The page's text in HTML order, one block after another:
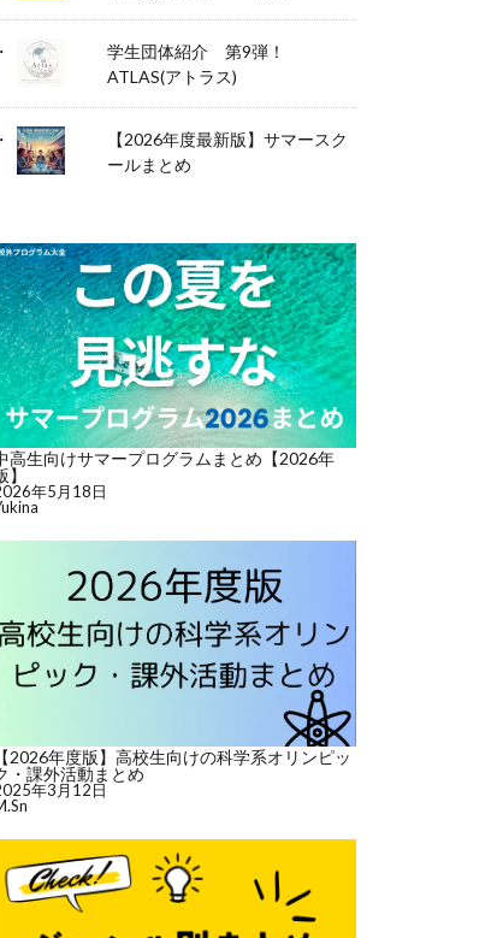
学生団体紹介 第9弾！
ATLAS(アトラス)
【2026年度最新版】サマースク
ールまとめ
高生向けサマープログラムまとめ【2026年
】
年5月18日
【2026年度版】高校生向けの科学系オリンピッ
・課外活動まとめ
年3月12日